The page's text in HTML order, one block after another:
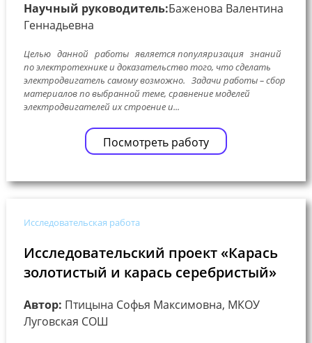
Научный руководитель:Баженова Валентина
Геннадьевна
Целью данной работы является популяризация знаний
по электротехнике и доказательство того, что сделать
электродвигатель самому возможно. Задачи работы – сбор
материалов по выбранной теме, сравнение моделей
электродвигателей их строение и...
Посмотреть работу
Исследовательская работа
Исследовательский проект «Карась
золотистый и карась серебристый»
Автор: Птицына Софья Максимовна, МКОУ
Луговская СОШ